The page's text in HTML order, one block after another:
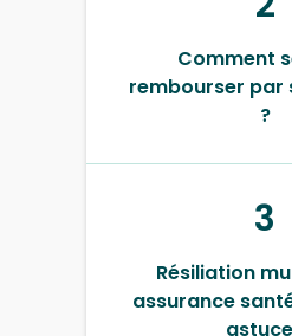
Comment
rembourser par
?
3
Résiliation
assurance